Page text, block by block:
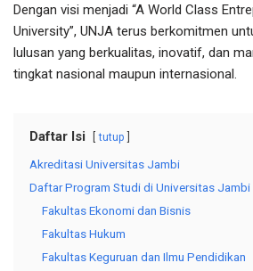
Dengan visi menjadi “A World Class
University”, UNJA terus berkomitmen
lulusan yang berkualitas, inovatif, dan
tingkat nasional maupun internasional.
Daftar Isi tutup
Akreditasi Universitas Jambi
Daftar Program Studi di Universitas Jambi
Fakultas Ekonomi dan Bisnis
Fakultas Hukum
Fakultas Keguruan dan Ilmu Pendidikan